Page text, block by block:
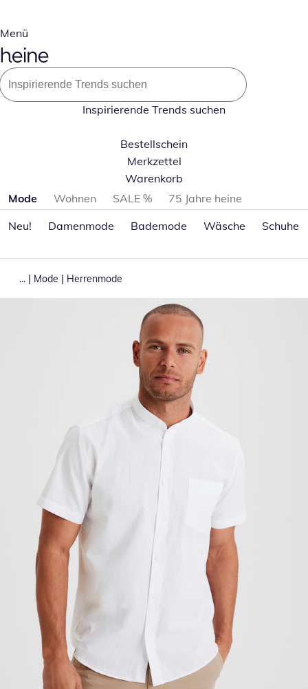
Menü
Inspirierende Trends suchen
Bestellschein
Merkzettel
Warenkorb
Produktkategorien überspringen
Mode Wohnen SALE %
75 Jahre heine
Neu!
Damenmode Bademode Wäsche Schuhe
... | Mode | Herrenmode